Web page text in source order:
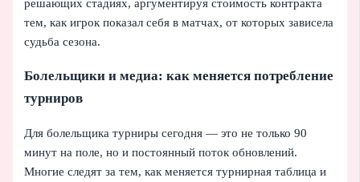
решающих стадиях, аргументируя стоимость контракта
тем, как игрок показал себя в матчах, от которых зависела
судьба сезона.
Болельщики и медиа: как меняется потребление
турниров
Для болельщика турниры сегодня — это не только 90
минут на поле, но и постоянный поток обновлений.
Многие следят за тем, как меняется турнирная таблица и